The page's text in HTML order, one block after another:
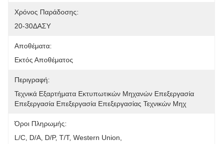
Χρόνος Παράδοσης:
20-30ΔΑΣΥ
Αποθέματα:
Εκτός Αποθέματος
Περιγραφή:
Τεχνικά Εξαρτήματα Εκτυπωτικών Μηχανών Επεξεργασία
Επεξεργασία Επεξεργασία Επεξεργασίας Τεχνικών Μηχ
Όροι Πληρωμής:
L/C, D/A, D/P, T/T, Western Union,